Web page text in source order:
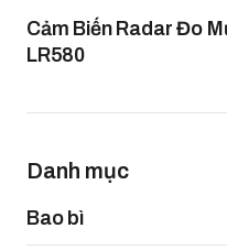
Cảm Biến Radar Đo
LR580
Danh mục
Bao bì